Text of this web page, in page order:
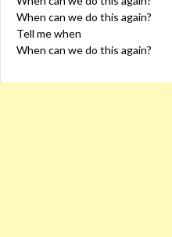
When can we do this again?
Tell me when
When can we do this again?